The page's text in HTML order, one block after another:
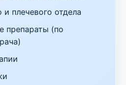
плечевого отдела
препараты (по